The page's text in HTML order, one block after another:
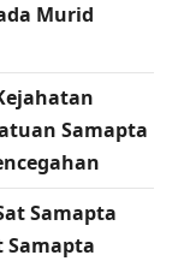
Murid
Samapta
Samapta
Samapta